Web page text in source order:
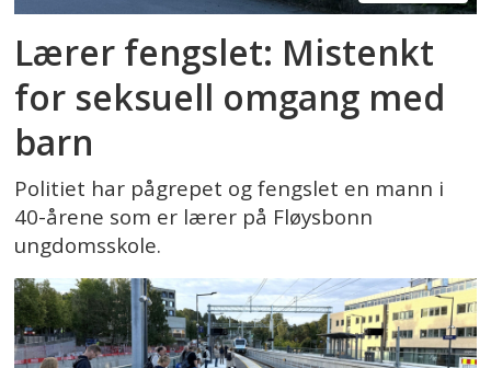
Lærer fengslet: Mistenkt
for seksuell omgang med
barn
Politiet har pågrepet og fengslet en mann i
40-årene som er lærer på Fløysbonn
ungdomsskole.